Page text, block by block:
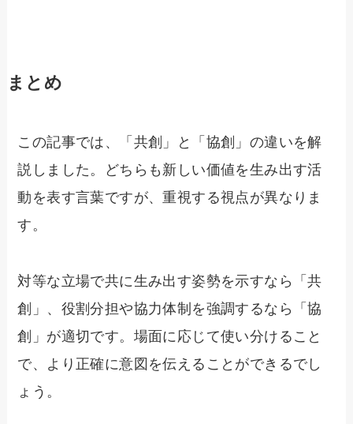
まとめ
この記事では、「共創」と「協創」の違いを解
説しました。どちらも新しい価値を生み出す活
動を表す言葉ですが、重視する視点が異なりま
す。
対等な立場で共に生み出す姿勢を示すなら「共
創」、役割分担や協力体制を強調するなら「協
創」が適切です。場面に応じて使い分けること
で、より正確に意図を伝えることができるでし
ょう。